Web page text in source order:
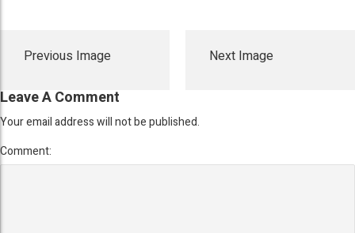
Previous Image Next Image
Leave A Comment
Your email address will not be published.
Comment: